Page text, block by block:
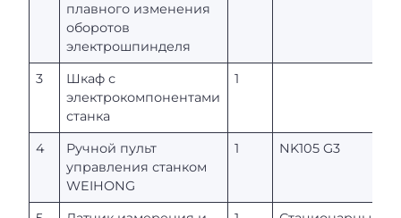
плавного изменения
оборотов
электрошпинделя
3
Шкаф с
электрокомпонентами
станка
1
4
Ручной пульт
управления станком
WEIHONG
1 NK105 G3